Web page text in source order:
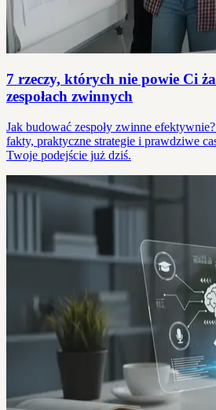
7 rzeczy, których nie powie Ci
zespołach zwinnych
Jak budować zespoły zwinne
fakty, praktyczne strategie i prawdziwe
Twoje podejście już dziś.